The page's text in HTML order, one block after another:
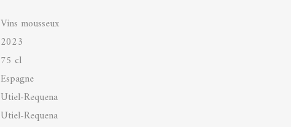
Vins mousseux
2023
75 cl
Espagne
Utiel-Requena
Utiel-Requena